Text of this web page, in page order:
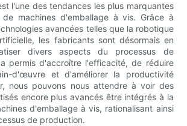
l'une des tendances les plus marquantes
machines d'emballage à vis. Grâce à
avancées telles que la robotique
les fabricants sont désormais en
divers aspects du processus de
permis d'accroître l'efficacité, de réduire
d'œuvre et d'améliorer la productivité
nous pouvons nous attendre à voir des
encore plus avancés être intégrés à la
d'emballage à vis, rationalisant ainsi
de production.